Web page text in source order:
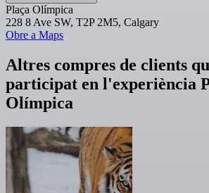
Plaça Olímpica
228 8 Ave SW, T2P 2M5, Calgary
Obre a Maps
Altres compres de clients
participat en l'experiència
Olímpica